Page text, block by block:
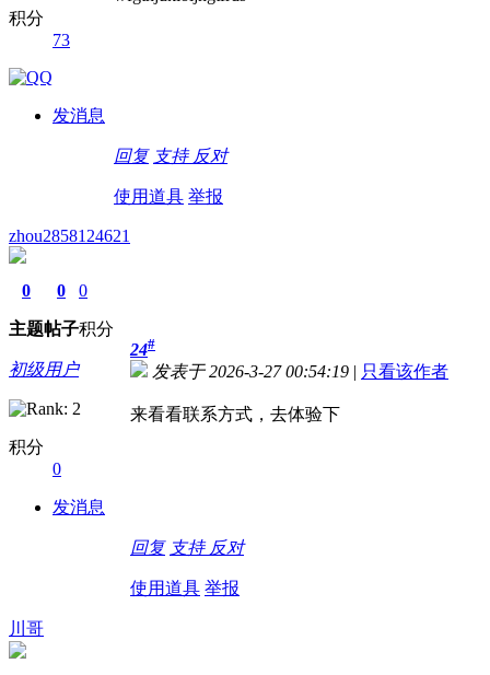
积分
73
发消息
回复 支持 反对
使用道具 举报
zhou2858124621
0
主题
0
帖子
0
积分
初级用户
积分
0
发消息
24#
发表于 2026-3-27 00:54:19 | 只看该作者
来看看联系方式，去体验下
回复 支持 反对
使用道具 举报
川哥